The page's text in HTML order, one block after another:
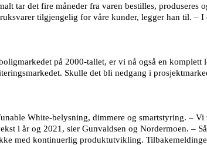
tar det fire måneder fra varen bestilles, produseres
tilgjengelig for våre kunder, legger han til. –
på 2000-tallet, er vi nå også en
Skulle det bli nedgang i
White-belysning, dimmere og smartstyring. –
i år og 2021, sier Gunvaldsen og Nordermoen. –
med kontinuerlig produktutvikling.